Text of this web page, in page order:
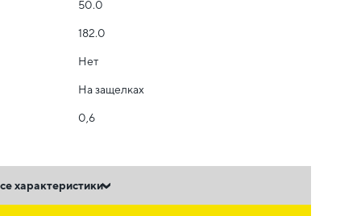
50.0
182.0
Нет
На защелках
0,6
характеристики